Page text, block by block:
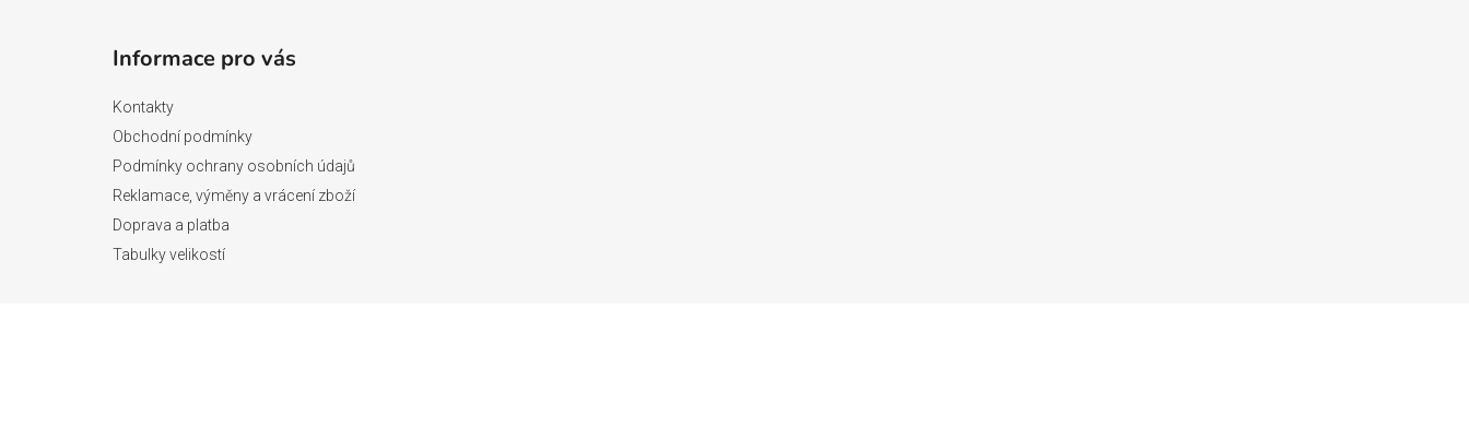
Informace pro vás
Kontakty
Obchodní podmínky
Podmínky ochrany osobních údajů
Reklamace, výměny a vrácení zboží
Doprava a platba
Tabulky velikostí